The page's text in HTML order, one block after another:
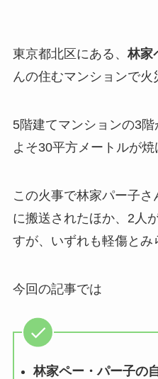
東京都北区にある、林家
んの住むマンションで火
5階建てマンションの3
よそ30平方メートルが焼
この火事で林家パー子
に搬送されたほか、2人
すが、いずれも軽傷とみ
今回の記事では
林家ペー・パー子の